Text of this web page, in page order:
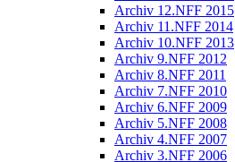
Archiv 12.NFF 2015
Archiv 11.NFF 2014
Archiv 10.NFF 2013
Archiv 9.NFF 2012
Archiv 8.NFF 2011
Archiv 7.NFF 2010
Archiv 6.NFF 2009
Archiv 5.NFF 2008
Archiv 4.NFF 2007
Archiv 3.NFF 2006